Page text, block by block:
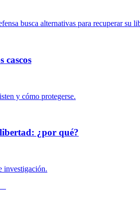
busca alternativas para recuperar su
cascos
y cómo protegerse.
¿por qué?
investigación.